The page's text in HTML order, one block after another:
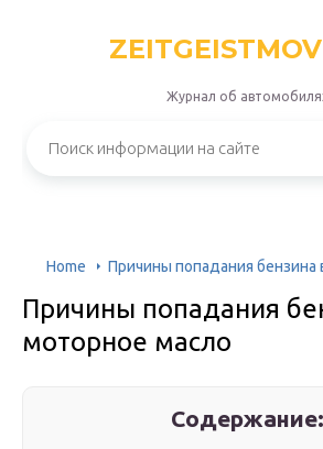
Журнал об
Home Причины попадания бензина
Причины попадания
моторное масло
Содержание: